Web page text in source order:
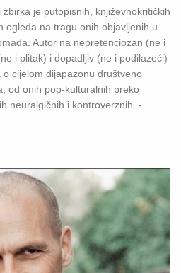
zbirka je putopisnih, književnokritičkih
ogleda na tragu onih objavljenih u
Autor na nepretenciozan (ne i
i plitak) i dopadljiv (ne i podilazeći)
o cijelom dijapazonu društveno
od onih pop-kulturalnih preko
neuralgičnih i kontroverznih. -